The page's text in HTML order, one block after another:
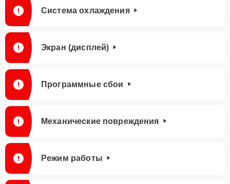
Система охлаждения
Экран (дисплей)
Программные сбои
Механические повреждения
Режим работы